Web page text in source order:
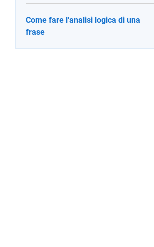
Come fare l'analisi logica di una
frase